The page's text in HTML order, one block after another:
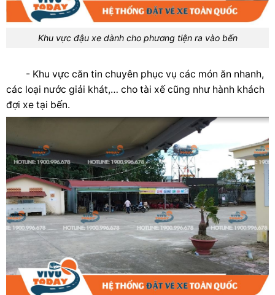
Khu vực đậu xe dành cho phương tiện ra vào bến
- Khu vực căn tin chuyên phục vụ các món ăn nhanh,
các loại nước giải khát,… cho tài xế cũng như hành khách
đợi xe tại bến.